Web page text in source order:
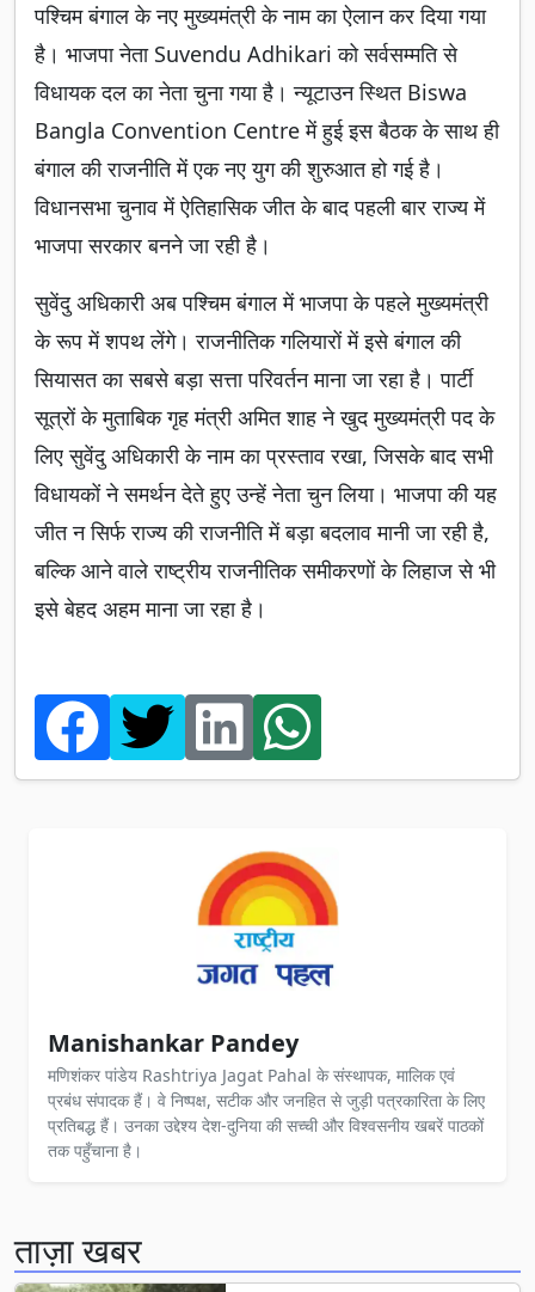
पश्चिम बंगाल के नए मुख्यमंत्री के नाम का ऐलान कर दिया गया
है। भाजपा नेता Suvendu Adhikari को सर्वसम्मति से
विधायक दल का नेता चुना गया है। न्यूटाउन स्थित Biswa
Bangla Convention Centre में हुई इस बैठक के साथ ही
बंगाल की राजनीति में एक नए युग की शुरुआत हो गई है।
विधानसभा चुनाव में ऐतिहासिक जीत के बाद पहली बार राज्य में
भाजपा सरकार बनने जा रही है।
सुवेंदु अधिकारी अब पश्चिम बंगाल में भाजपा के पहले मुख्यमंत्री
के रूप में शपथ लेंगे। राजनीतिक गलियारों में इसे बंगाल की
सियासत का सबसे बड़ा सत्ता परिवर्तन माना जा रहा है। पार्टी
सूत्रों के मुताबिक गृह मंत्री अमित शाह ने खुद मुख्यमंत्री पद के
लिए सुवेंदु अधिकारी के नाम का प्रस्ताव रखा, जिसके बाद सभी
विधायकों ने समर्थन देते हुए उन्हें नेता चुन लिया। भाजपा की यह
जीत न सिर्फ राज्य की राजनीति में बड़ा बदलाव मानी जा रही है,
बल्कि आने वाले राष्ट्रीय राजनीतिक समीकरणों के लिहाज से भी
इसे बेहद अहम माना जा रहा है।
Manishankar Pandey
मणिशंकर पांडेय Rashtriya Jagat Pahal के संस्थापक, मालिक एवं
प्रबंध संपादक हैं। वे निष्पक्ष, सटीक और जनहित से जुड़ी पत्रकारिता के लिए
प्रतिबद्ध हैं। उनका उद्देश्य देश-दुनिया की सच्ची और विश्वसनीय खबरें पाठकों
तक पहुँचाना है।
ताज़ा खबर